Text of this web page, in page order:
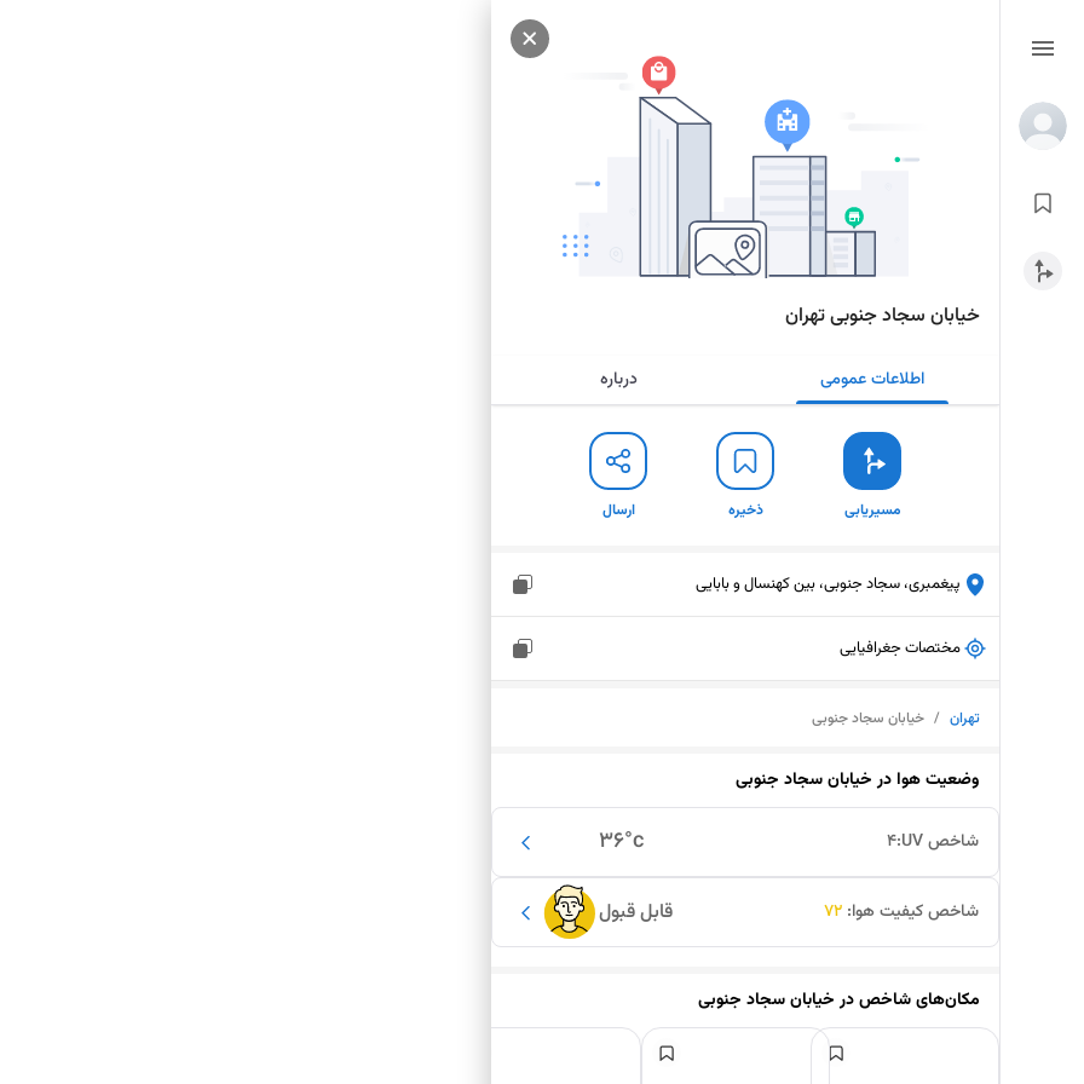
خیابان سجاد جنوبی تهران
اطلاعات عمومی درباره
مسیریابی ذخیره ارسال
پیغمبری، سجاد جنوبی، بین کهنسال و بابایی
مختصات جغرافیایی
تهران / خیابان سجاد جنوبی
وضعیت هوا درخیابان سجاد جنوبی
36°c شاخص UV: 4
قابل قبول شاخص کیفیت هوا: 72
مکان‌های شاخص درخیابان سجاد جنوبی